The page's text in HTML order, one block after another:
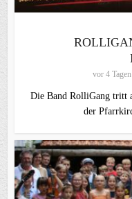
vor 4 Tagen
Die Band RolliGang tritt
der